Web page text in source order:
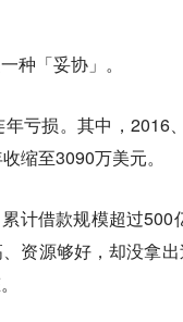
种「妥协」。
亏损。其中，2016
缩至3090万美元。
计借款规模超过
资源够好，却没拿